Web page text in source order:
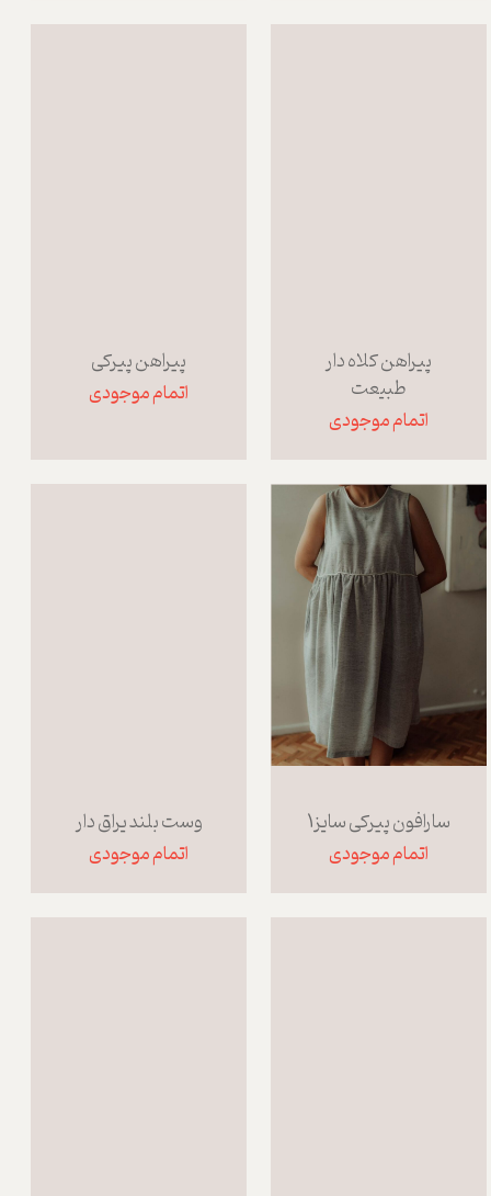
پیراهن کلاه دار
طبیعت
اتمام موجودی
پیراهن پیرکی
اتمام موجودی
سارافون پیرکی سایز1
اتمام موجودی
وست بلند یراق دار
اتمام موجودی